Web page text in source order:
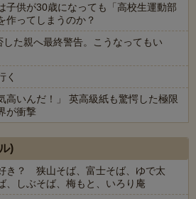
子供が30歳になっても「高校生運動部
作ってしまうのか？
した親へ最終警告。こうなってもい
く
高いんだ！」 英高級紙も驚愕した極限
が衝撃
)
き？ 狭山そば、富士そば、ゆで太
、しぶそば、梅もと、いろり庵